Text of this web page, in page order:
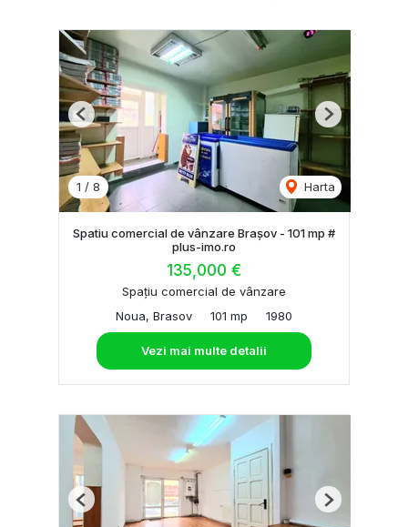
1 / 8 Harta
Previous Next
Spatiu comercial de vânzare Brașov - 101 mp #
plus-imo.ro
135,000 €
Spațiu comercial de vânzare
Noua, Brasov
101 mp 1980
Vezi mai multe detalii
Previous Next